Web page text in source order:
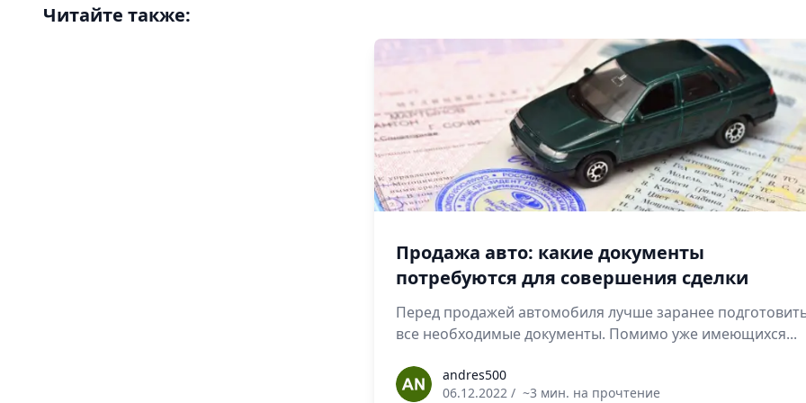
Читайте также:
Продажа авто: какие документы
потребуются для совершения сделки
Перед продажей автомобиля лучше заранее
все необходимые документы. Помимо уже имеющихся...
andres500andres500
06.12.2022 / ~3 мин. на прочтение